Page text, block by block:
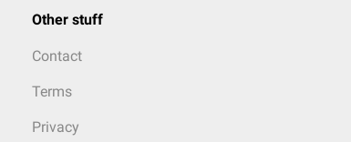
Other stuff
Contact
Terms
Privacy